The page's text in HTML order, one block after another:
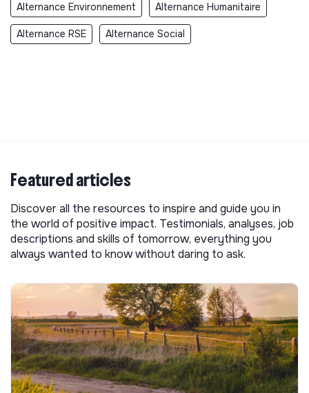
Alternance Environnement Alternance Humanitaire
Alternance RSE Alternance Social
Featured articles
Discover all the resources to inspire and guide you in
the world of positive impact. Testimonials, analyses, job
descriptions and skills of tomorrow, everything you
always wanted to know without daring to ask.